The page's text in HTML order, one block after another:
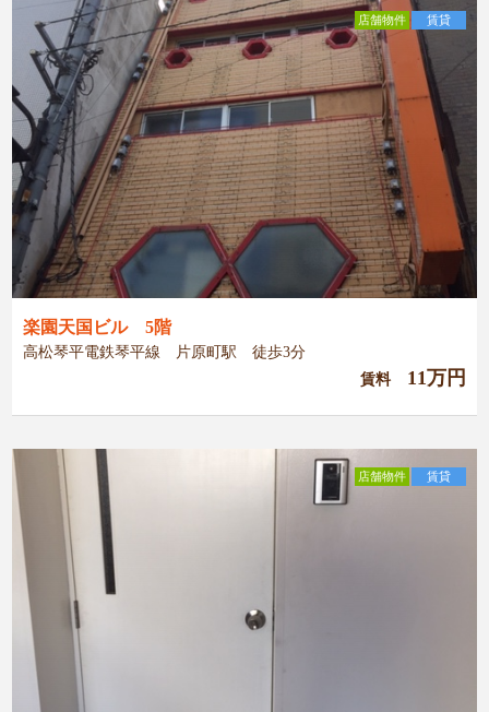
楽園天国ビル 5階
店舗物件 賃貸
高松琴平電鉄琴平線 片原町駅 徒歩3分
賃料
11万円
店舗物件 賃貸